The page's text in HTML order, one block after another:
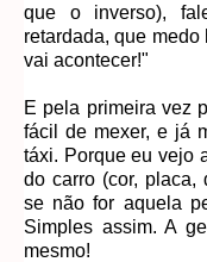
que o inverso),
retardada, que
vai acontecer!"
E pela primeira vez
fácil de mexer, e já
táxi. Porque eu vejo
do carro (cor, placa,
se não for aquela
Simples assim. A
mesmo!